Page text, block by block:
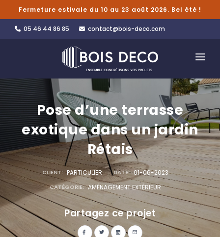
Fermeture estivale du 10 au 23 août 2026. Bel été !
05 46 44 86 85 contact@bois-deco.com
ACCUEIL
CATALOGUE
L’ENTREPRISE
PORTFOLIO
SHOWROOM
BLOG DÉCO
CONTACT
Pose d’une terrasse
exotique dans un jardin
Rétais
CLIENT: PARTICULIER DATE: 01-06-2023
CATÉGORIE: AMÉNAGEMENT EXTÉRIEUR
Partagez ce projet